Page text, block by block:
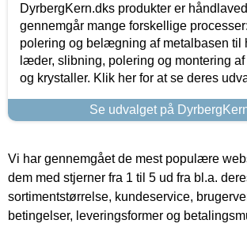
DyrbergKern.dks produkter er
gennemgår mange forskellige
polering og belægning af metalbasen til
læder, slibning, polering og montering
og krystaller. Klik her for at se deres
Se udvalget på
Vi har gennemgået de mest populære
dem med stjerner fra 1 til 5 ud fra bl.a.
sortimentstørrelse, kundeservice,
betingelser, leveringsformer og